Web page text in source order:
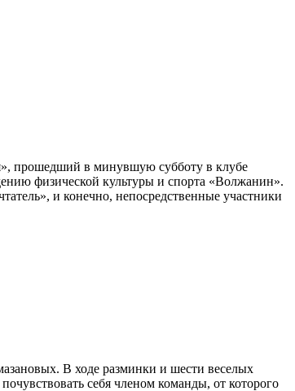
прошедший в минувшую субботу в клубе
физической культуры и спорта «Волжанин».
и конечно, непосредственные участники
В ходе разминки и шести веселых
себя членом команды, от которого